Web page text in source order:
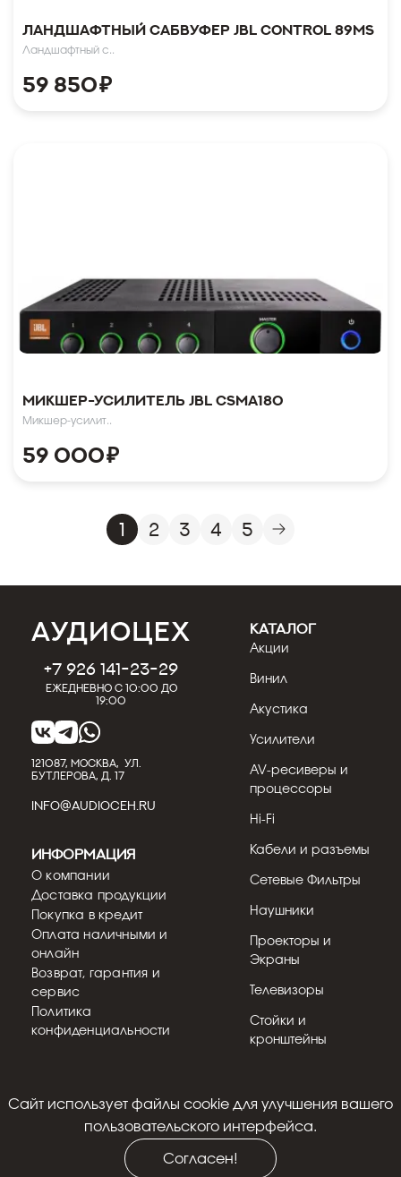
Ландшафтный сабвуфер JBL CONTROL 89MS
Ландшафтный с..
59 850₽
Микшер-усилитель JBL CSMA180
Микшер-усилит..
59 000₽
1 2 3 4 5
+7 926 141-23-29
Ежедневно с 10:00 до
19:00
121087, МОСКВА, УЛ.
БУТЛЕРОВА, Д. 17
INFO@AUDIOCEH.RU
КАТАЛОГ
Акции
Винил
Акустика
Усилители
AV-ресиверы и
процессоры
Hi-Fi
Кабели и разъемы
Сетевые Фильтры
Наушники
Проекторы и
Экраны
Телевизоры
Стойки и
кронштейны
Информация
О компании
Доставка продукции
Покупка в кредит
Оплата наличными и
онлайн
Возврат, гарантия и
сервис
Политика
конфиденциальности
© 2018 - 2026
Cайт использует файлы cookie для улучшения вашего
пользовательского интерфейса.
Согласен!